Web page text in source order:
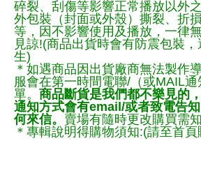
碎裂、刮傷等影響正常播放以外
外包裝（封面或外殼）撕裂、折
等，因不影響使用及播放，一律
見諒!(商品出貨時會有防震包裝
生)
＊如遇商品因出貨廠商無法製作
服會在第一時間電聯/（或MAIL
單。 商品斷貨是我們都不樂見的
通知方式會有email/或者致電告
何來信。 賣場有隨時更改購買需
＊專輯說明得購物須知:(請至首